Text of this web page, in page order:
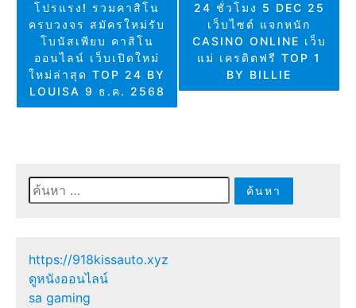
โปรแรง! รวมคาสิโน
ครบวงจร สมัครใหม่รับ
โบนัสเพียบ คาสิโน
ออนไลน์ เว็บเปิดใหม่
ใหม่ล่าสุด TOP 24 BY
LOUISA 9 ธ.ค. 2568
24 ชั่วโมง 5 DEC 25
เว็บไซต์ แจกหนัก
CASINO ONLINE เว็บ
แม่ เครดิตฟรี TOP 1
BY BILLIE
ค้นหา
สำหรับ:
https://918kissauto.xyz
ดูหนังออนไลน์
sa gaming